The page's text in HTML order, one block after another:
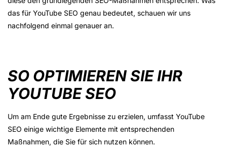
das für YouTube SEO genau bedeutet, schauen wir uns
nachfolgend einmal genauer an.
SO OPTIMIEREN SIE IHR
YOUTUBE SEO
Um am Ende gute Ergebnisse zu erzielen, umfasst YouTube
SEO einige wichtige Elemente mit entsprechenden
Maßnahmen, die Sie für sich nutzen können.